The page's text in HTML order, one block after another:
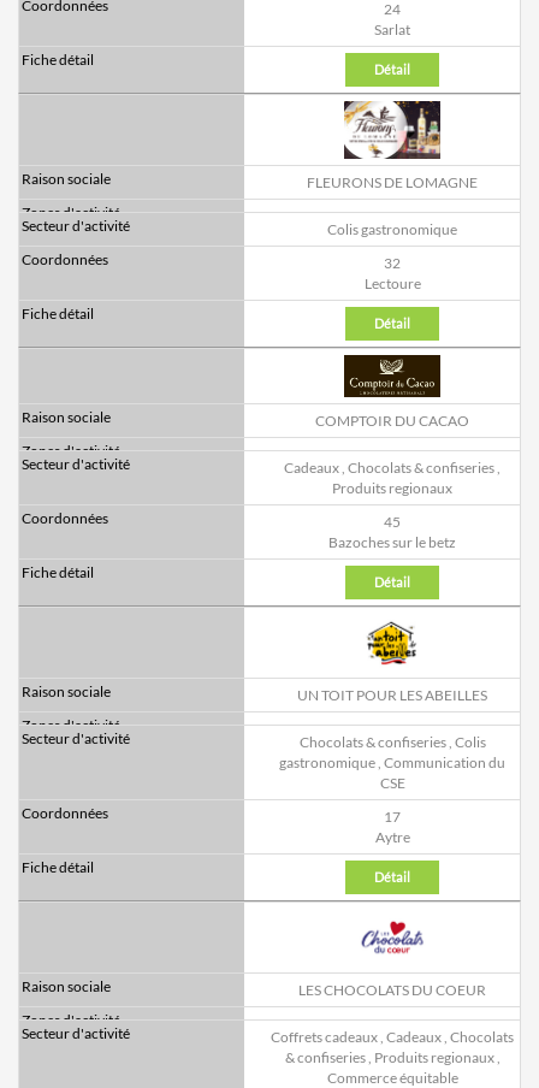
24
Sarlat
Détail
FLEURONS DE LOMAGNE
Colis gastronomique
32
Lectoure
Détail
COMPTOIR DU CACAO
Cadeaux Chocolats & confiseries
Produits regionaux
45
Bazoches sur le betz
Détail
UN TOIT POUR LES ABEILLES
Chocolats & confiseries, Colis
gastronomique Communication du
CSE
17
Aytre
Détail
LES CHOCOLATS DU COEUR
Coffrets cadeaux Cadeaux Chocolats
& confiseries, Produits regionaux,
Commerce équitable